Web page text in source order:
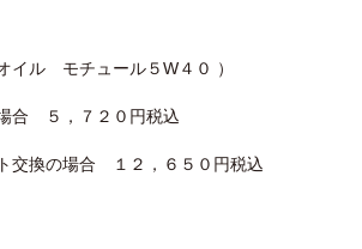
イル モチュール５W４０ ）
合 ５，７２０円税込
交換の場合 １２，６５０円税込